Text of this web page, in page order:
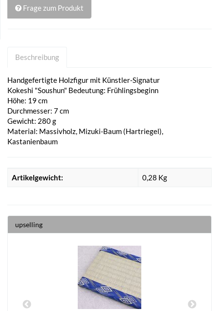
Frage zum Produkt
Beschreibung
Handgefertigte Holzfigur mit Künstler-Signatur
Kokeshi "Soushun" Bedeutung: Frühlingsbeginn
Höhe: 19 cm
Durchmesser: 7 cm
Gewicht: 280 g
Material: Massivholz, Mizuki-Baum (Hartriegel),
Kastanienbaum
Artikelgewicht: 0,28 Kg
upselling